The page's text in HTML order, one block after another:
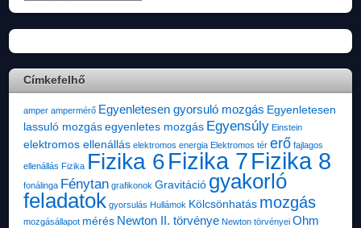
Címkefelhő
amper ampermérő Egyenletesen gyorsuló mozgás Egyenletesen
lassuló mozgás egyenletes mozgás Egyensúly Einstein
elektromos ellenállás elektromos energia Elektromos tér erő fajlagos
ellenállás Fizika Fizika 6Fizika 7Fizika 8
fonálinga Fénytan grafikonok Gravitáció gyakorló
feladatok gyorsulás Hullámok Kölcsönhatás mozgás
mozgásállapot mérés Newton II. törvénye Newton törvényei Ohm